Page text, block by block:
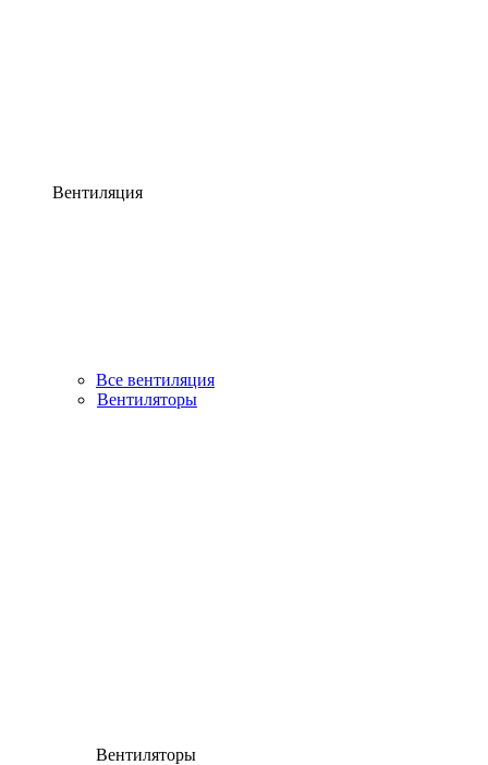
Вентиляция
Все вентиляция
Вентиляторы
Вентиляторы